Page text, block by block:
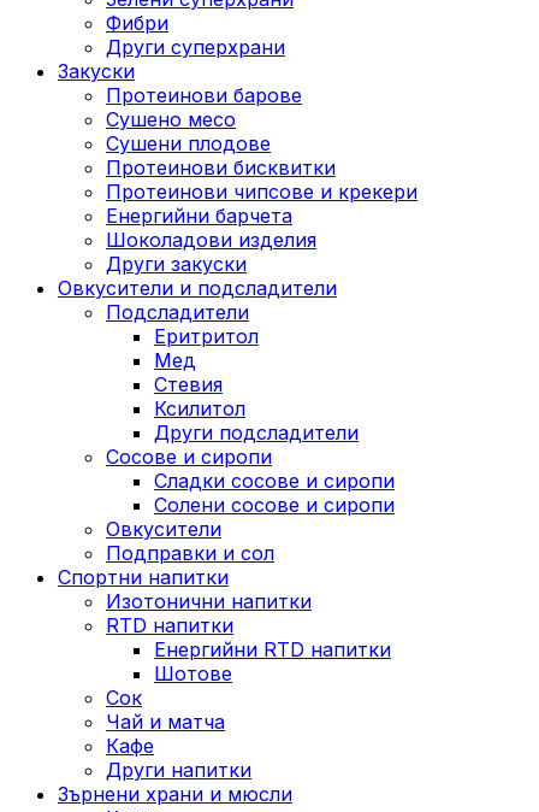
Фибри
Други суперхрани
3акуски
Протеинови бaрове
Сушено месо
Сушени плодове
Протеинови бисквитки
Протеинови чипсове и крекери
Енергийни барчета
Шоколадови изделия
Други закуски
Овкусители и подсладители
Подсладители
Еритритол
Мед
Стевия
Ксилитол
Други подсладители
Сосове и сиропи
Сладки сосове и сиропи
Солени сосове и сиропи
Овкусители
Подправки и сол
Спортни напитки
Изотонични напитки
RTD напитки
Енергийни RTD напитки
Шотове
Сок
Чай и матча
Кафе
Други напитки
Зърнени храни и мюсли